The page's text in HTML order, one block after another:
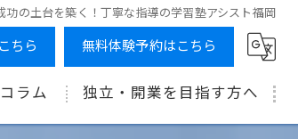
功の土台を築く！丁寧な指導の学習塾アシスト福岡
ちら 無料体験予約はこちら
コラム 独立・開業を目指す方へ